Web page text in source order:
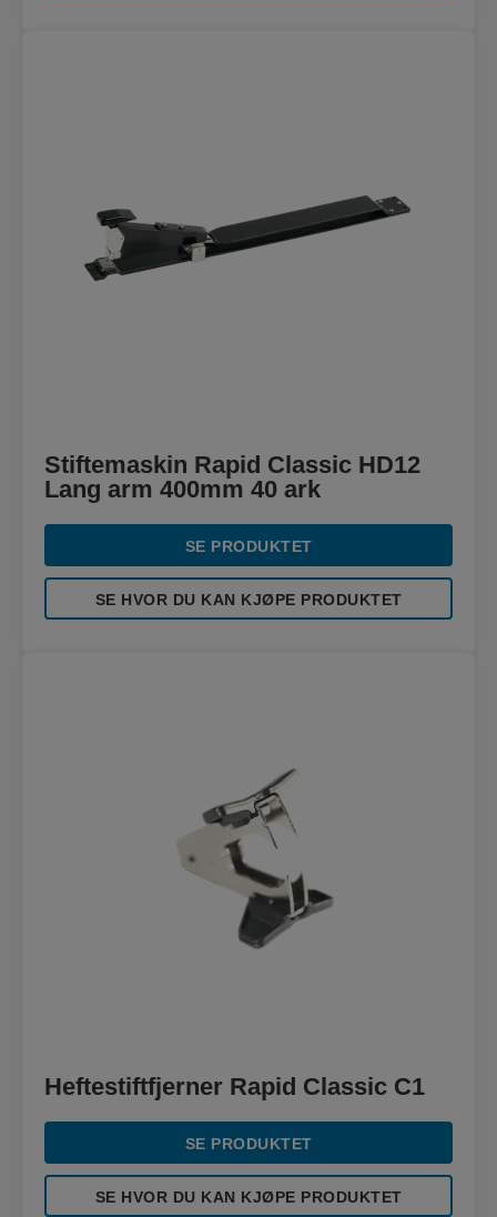
Stiftemaskin Rapid Classic HD12
Lang arm 400mm 40 ark
SE PRODUKTET
SE HVOR DU KAN KJØPE PRODUKTET
Heftestiftfjerner Rapid Classic C1
SE PRODUKTET
SE HVOR DU KAN KJØPE PRODUKTET